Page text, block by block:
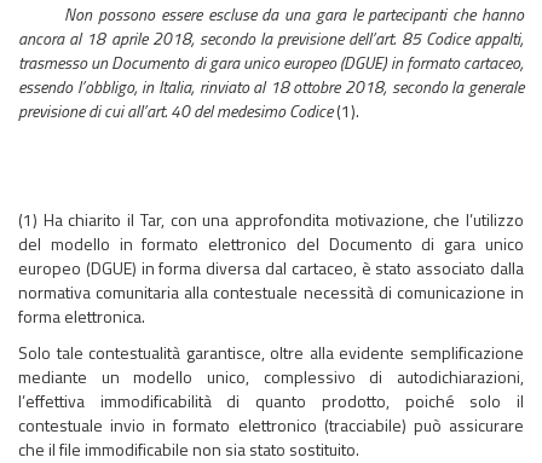
Non possono essere escluse da una gara le partecipanti che hanno
ancora al 18 aprile 2018, secondo la previsione dell’art. 85 Codice appalti,
trasmesso un Documento di gara unico europeo (DGUE) in formato cartaceo,
essendo l’obbligo, in Italia, rinviato al 18 ottobre 2018, secondo la generale
previsione di cui all’art. 40 del medesimo Codice(1).
(1) Ha chiarito il Tar, con una approfondita motivazione, che l’utilizzo
del modello in formato elettronico del Documento di gara unico
europeo (DGUE) in forma diversa dal cartaceo, è stato associato dalla
normativa comunitaria alla contestuale necessità di comunicazione in
forma elettronica.
Solo tale contestualità garantisce, oltre alla evidente semplificazione
mediante un modello unico, complessivo di autodichiarazioni,
l’effettiva immodificabilità di quanto prodotto, poiché solo il
contestuale invio in formato elettronico (tracciabile) può assicurare
che il file immodificabile non sia stato sostituito.